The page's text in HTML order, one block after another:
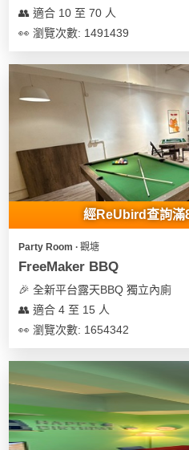
👥 適合 10 至 70 人
👀 瀏覽次數: 1491439
經ReUbird查詢滿
Party Room ∙ 觀塘
FreeMaker BBQ
🎉 全新平台露天BBQ 獨立內廁
👥 適合 4 至 15 人
👀 瀏覽次數: 1654342